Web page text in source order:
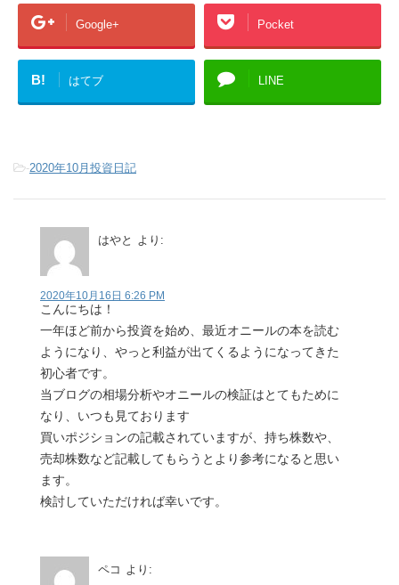
Google+ Pocket
B! はてブ LINE
-2020年10月投資日記
はやと より:
2020年10月16日 6:26 PM
こんにちは！
一年ほど前から投資を始め、最近オニールの本を読む
ようになり、やっと利益が出てくるようになってきた
初心者です。
当ブログの相場分析やオニールの検証はとてもために
なり、いつも見ております
買いポジションの記載されていますが、持ち株数や、
売却株数など記載してもらうとより参考になると思い
ます。
検討していただければ幸いです。
ペコ より: